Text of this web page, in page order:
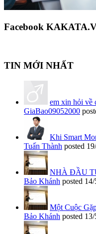
Facebook
TIN MỚI NHẤT
em xin hỏi về
GiaBao09052000
Khi Smart
Tuấn Thành posted
NHÀ ĐẦU
Bảo Khánh posted
Một Cuộc
Bảo Khánh posted